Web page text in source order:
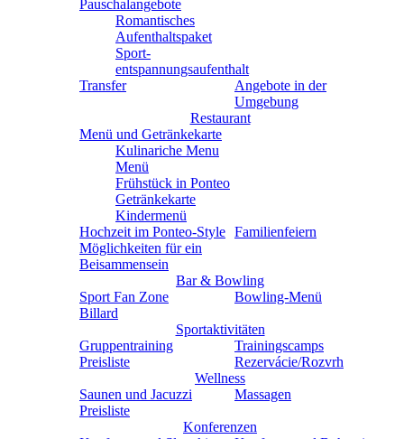
Pauschalangebote
Romantisches
Aufenthaltspaket
Sport-
entspannungsaufenthalt
Transfer
Angebote in der
Umgebung
Restaurant
Menü und Getränkekarte
Kulinariche Menu
Menü
Frühstück in Ponteo
Getränkekarte
Kindermenü
Hochzeit im Ponteo-Style Familienfeiern
Möglichkeiten für ein
Beisammensein
Bar & Bowling
Sport Fan Zone
Bowling-Menü
Billard
Sportaktivitäten
Gruppentraining
Trainingscamps
Preisliste
Rezervácie/Rozvrh
Wellness
Saunen und Jacuzzi
Massagen
Preisliste
Konferenzen